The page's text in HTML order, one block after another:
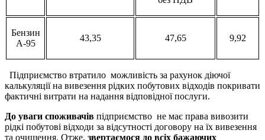
Бензин
А-95
43,35 47,65 9,92
Підприємство втратило можливість за рахунок діючої
калькуляції на вивезення рідких побутових відходів покривати
фактичні витрати на надання відповідної послуги.
До уваги споживачів підприємство не має права вивозити
рідкі побутові відходи за відсутності договору на їх вивезення
та очищення. Отже, звертаємося до всіх бажаючих